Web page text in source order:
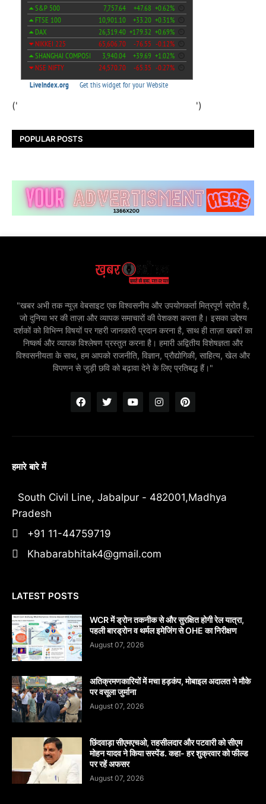
(' ')
POPULAR POSTS
"खबर अभी तक न्यूज़ वेबसाइट एक विश्वसनीय और उपयोगकर्ता मित्रपूर्ण स्रोत है,
जो दुनिया भर की ताज़ा और व्यापक समाचारों की पेशकश करता है। इसका उद्देश्य
दर्शकों को विभिन्न विषयों पर गहरी जानकारी प्रदान करना है, साथ ही ताज़ा खबरों का
निष्कर्ष और व्यापक विश्लेषण प्रस्तुत करना है। हमारी अद्वितीय विशेषज्ञता और
विश्वसनीयता के साथ, हम आपको राजनीति, विज्ञान, प्रौद्योगिकी, साहित्य, खेल और
विपणन से जुड़ी छवि को बढ़ावा देने के लिए प्रतिबद्ध हैं।"
हमारे बारे में
South Civil Line, Jabalpur - 482001,Madhya
Pradesh
+91 11-44759719
Khabarabhitak4@gmail.com
LATEST POSTS
WCR में ड्रोन तकनीक से और सुरक्षित होगी रेल यात्रा,
पहली बारड्रोन व थर्मल इमेजिंग से OHE का निरीक्षण
August 07, 2026
अतिक्रमणकारियों में मचा हड़कंप, मोबाइल अदालत ने मौके
पर वसूला जुर्माना
August 07, 2026
छिंदवाड़ा सीएमएचओ, तहसीलदार और पटवारी को सीएम
मोहन यादव ने किया सस्पेंड. कहा- हर शुक्रवार को फील्ड
पर रहें अफसर
August 07, 2026